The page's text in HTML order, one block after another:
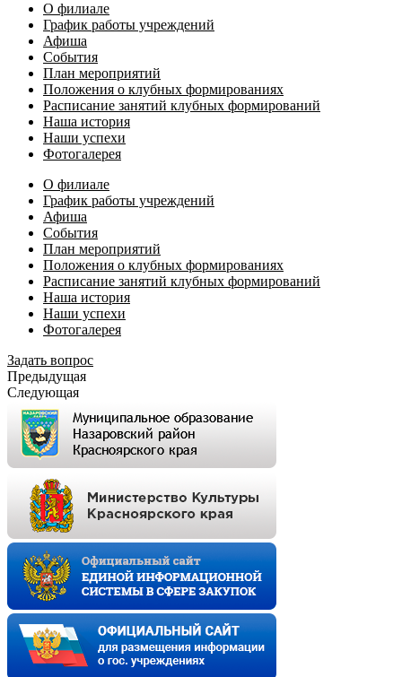
О филиале
График работы учреждений
Афиша
События
План мероприятий
Положения о клубных формированиях
Расписание занятий клубных формирований
Наша история
Наши успехи
Фотогалерея
О филиале
График работы учреждений
Афиша
События
План мероприятий
Положения о клубных формированиях
Расписание занятий клубных формирований
Наша история
Наши успехи
Фотогалерея
Задать вопрос
Предыдущая
Следующая